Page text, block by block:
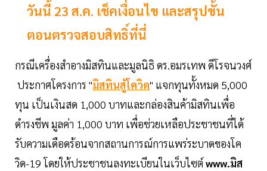
วันนี้ 23 ส.ค. เช็คเงื่อนไข และสรุปขั้น
ตอนตรวจสอบสิทธิ์ที่นี่
กรณีเครื่องสำอางมิสทินและมูลนิธิ ดร.อมรเทพ ดีโรจนวงศ์
ประกาศโครงการ "มิสทินสู้โควิด" แจกทุนทั้งหมด 5,000
ทุน เป็นเงินสด 1,000 บาทและกล่องสินค้ามิสทินเพื่อ
ดำรงชีพ มูลค่า 1,000 บาท เพื่อช่วยเหลือประชาชนที่ได้
รับความเดือดร้อนจากสถานการณ์การแพร่ระบาดของโค
วิด-19 โดยให้ประชาชนลงทะเบียนในเว็บไซต์ www.มิส